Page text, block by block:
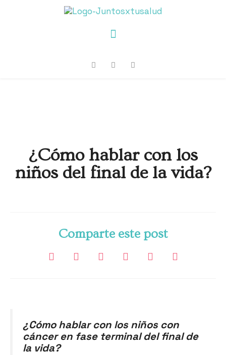
¿Cómo hablar con los
niños del final de la vida?
Comparte este post
¿Cómo hablar con los niños con
cáncer en fase terminal del final de
la vida?